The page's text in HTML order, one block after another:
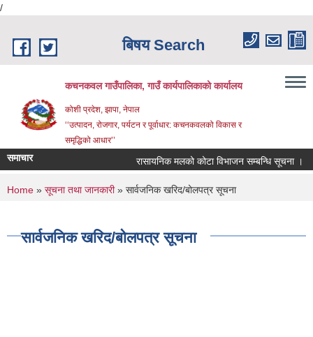
/
बिषय Search
कचनकवल गाउँपालिका, गाउँ कार्यपालिकाको कार्यालय
कोशी प्रदेश, झापा, नेपाल
‘‘उत्पादन, रोजगार, पर्यटन र पूर्वाधार: कचनकवलको विकास र
समृद्धिको आधार’’
समाचार रासायनिक मलको कोटा विभाजन सम्बन्धि सूचना ।
You are here
Home » सूचना तथा जानकारी» सार्वजनिक खरिद/बोलपत्र सूचना
सार्वजनिक खरिद/बोलपत्र सूचना